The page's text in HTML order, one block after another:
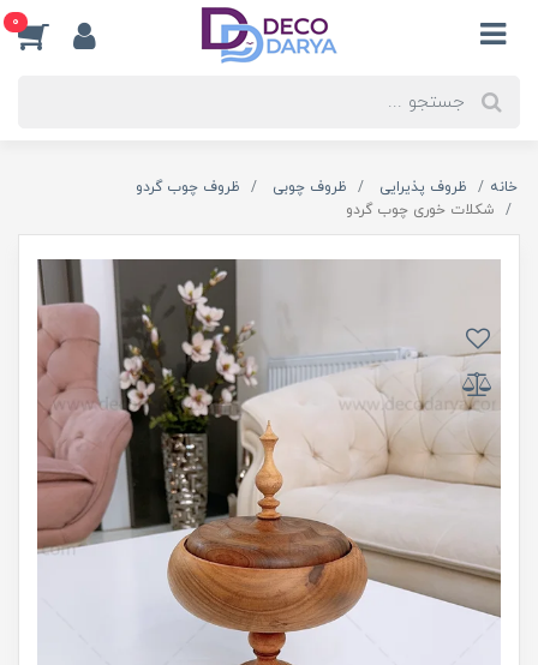
0
خانه ظروف پذیرایی ظروف چوبی
ظروف چوب گردو
شکلات خوری چوب گردو